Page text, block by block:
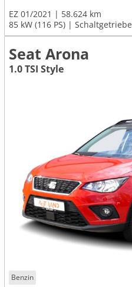
EZ 01/2021
58.624 km
85 kW (116 PS)
Schaltgetriebe
Seat Arona
1.0 TSI Style
Benzin